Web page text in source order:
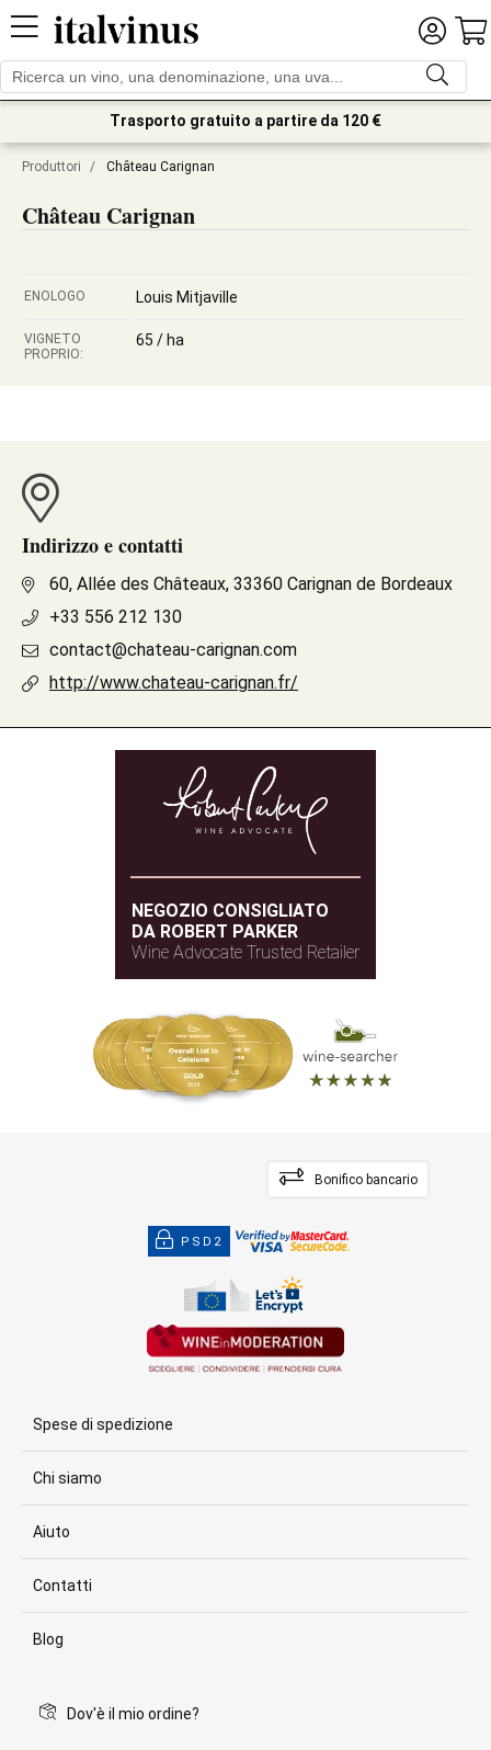
Trasporto gratuito a partire da 120 €
Produttori / Château Carignan
Château Carignan
ENOLOGO Louis Mitjaville
VIGNETO
PROPRIO:
65 / ha
Indirizzo e contatti
60, Allée des Châteaux, 33360 Carignan de Bordeaux
+33 556 212 130
contact@chateau-carignan.com
http://www.chateau-carignan.fr/
NEGOZIO CONSIGLIATO
DA ROBERT PARKER
Wine Advocate Trusted Retailer
Bonifico bancario
PSD2
Spese di spedizione
Chi siamo
Aiuto
Contatti
Blog
Dov'è il mio ordine?